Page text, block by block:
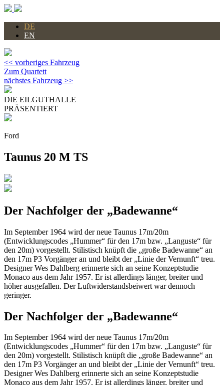
DE
EN
<< vorheriges Fahrzeug
Zum Quartett
nächstes Fahrzeug >>
DIE EILGUTHALLE
PRÄSENTIERT
Ford
Taunus 20 M TS
Der Nachfolger der „Badewanne“
Im September 1964 wird der neue Taunus 17m/20m
(Entwicklungscodes „Hummer“ für den 17m bzw. „Languste“ für
den 20m) vorgestellt. Stilistisch knüpft die „große Badewanne“ an
den 17m P3 Vorgänger an und bleibt der „Linie der Vernunft“ treu.
Designer Wes Dahlberg erinnerte sich an seine Konzeptstudie
Monaco aus dem Jahr 1957. Er ist allerdings länger, breiter und
höher ausgefallen. Der Luftwiderstandsbeiwert war dennoch
geringer.
Der Nachfolger der „Badewanne“
Im September 1964 wird der neue Taunus 17m/20m
(Entwicklungscodes „Hummer“ für den 17m bzw. „Languste“ für
den 20m) vorgestellt. Stilistisch knüpft die „große Badewanne“ an
den 17m P3 Vorgänger an und bleibt der „Linie der Vernunft“ treu.
Designer Wes Dahlberg erinnerte sich an seine Konzeptstudie
Monaco aus dem Jahr 1957. Er ist allerdings länger, breiter und